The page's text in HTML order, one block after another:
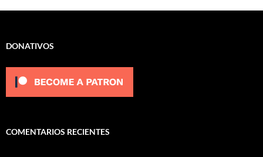
DONATIVOS
COMENTARIOS RECIENTES